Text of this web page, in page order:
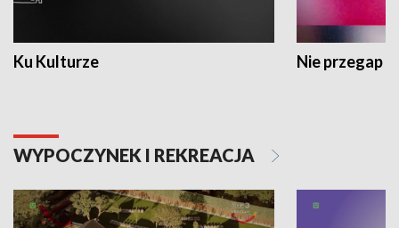
Ku Kulturze Nie przegap
WYPOCZYNEK I REKREACJA